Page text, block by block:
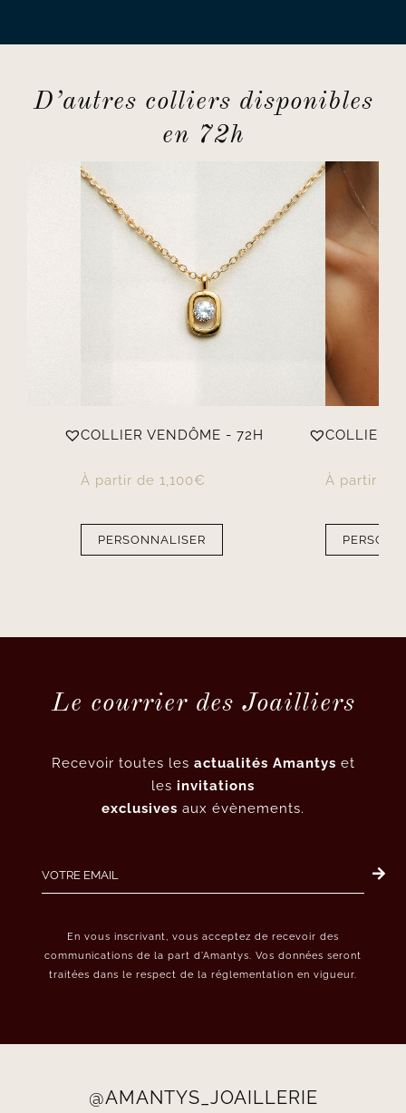
D’autres colliers disponibles
en 72h
COLLIER VENDÔME - 72H
À partir de 1,100€
PERSONNALISER
COLLIER
À partir de
Le courrier des Joailliers
Recevoir toutes les actualités Amantys et
les invitations
exclusives aux évènements.
En vous inscrivant, vous acceptez de recevoir des
communications de la part d’Amantys. Vos données seront
traitées dans le respect de la réglementation en vigueur.
@AMANTYS_JOAILLERIE